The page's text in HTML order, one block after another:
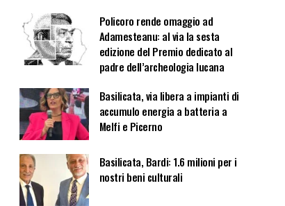
Policoro rende omaggio ad
Adamesteanu: al via la sesta
edizione del Premio dedicato al
padre dell’archeologia lucana
Basilicata, via libera a impianti di
accumulo energia a batteria a
Melfi e Picerno
Basilicata, Bardi: 1.6 milioni per i
nostri beni culturali